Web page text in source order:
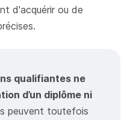
d'acquérir ou de
qualifiantes ne
d’un diplôme ni
peuvent toutefois